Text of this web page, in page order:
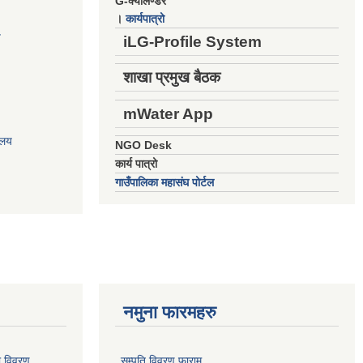
।कार्यपात्रो
iLG-Profile System
शाखा प्रमुख बैठक
mWater App
NGO Desk
कार्य पात्रो
गाउँपालिका महासंघ पोर्टल
नमुना फारमहरु